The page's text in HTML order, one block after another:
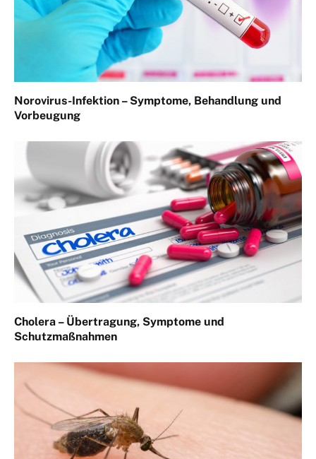
Norovirus-Infektion – Symptome, Behandlung und
Vorbeugung
Cholera – Übertragung, Symptome und
Schutzmaßnahmen